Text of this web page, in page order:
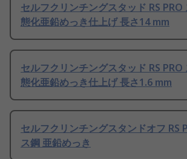
セルフクリンチングスタッド RS
態化亜鉛めっき仕上げ 長さ14 mm
セルフクリンチングスタッド RS
態化亜鉛めっき仕上げ 長さ1.6 mm
セルフクリンチングスタンドオフ RS
ス鋼 亜鉛めっき